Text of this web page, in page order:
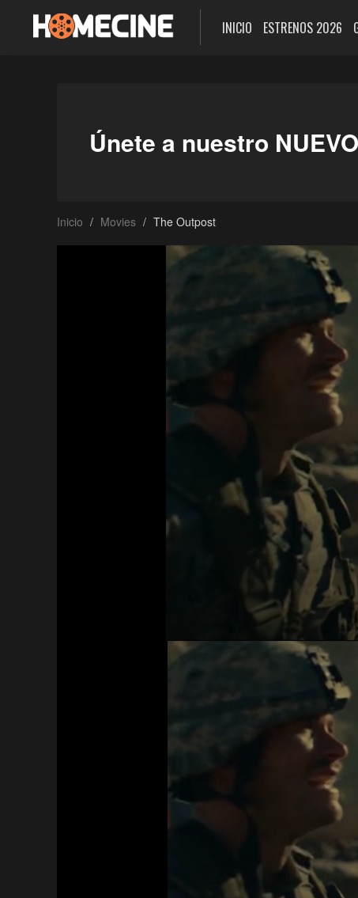
INICIO ESTRENOS 2026
Únete a nuestro
Inicio Movies The Outpost
Haz clic 3 veces en el botón para desbloquear
Clics: 0/3